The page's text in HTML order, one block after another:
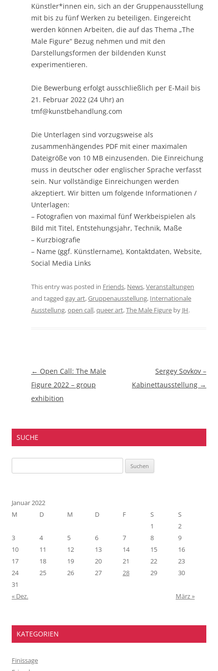
Künstler*innen ein, sich an der Gruppenausstellung
mit bis zu fünf Werken zu beteiligen. Eingereicht
werden können Arbeiten, die auf das Thema „The
Male Figure“ Bezug nehmen und mit den
Darstellungsformen der bildenden Kunst
experimentieren.
Die Bewerbung erfolgt ausschließlich per E-Mail bis
21. Februar 2022 (24 Uhr) an
tmf@kunstbehandlung.com
Die Unterlagen sind vorzugsweise als
zusammenhängendes PDF mit einer maximalen
Dateigröße von 10 MB einzusenden. Die Einreichung
muss in deutscher oder englischer Sprache verfasst
sein. Nur vollständige Einreichungen werden
akzeptiert. Wir bitten um folgende Informationen /
Unterlagen:
– Fotografien von maximal fünf Werkbeispielen als
Bild mit Titel, Entstehungsjahr, Technik, Maße
– Kurzbiografie
– Name (ggf. Künstlername), Kontaktdaten, Website,
Social Media Links
This entry was posted in Friends, News,Veranstaltungen
and tagged gay art,Gruppenausstellung, Internationale
Ausstellung,open call,queer art,The Male Figure by JH.
Beitragsnavigation
← Open Call: The Male
Figure 2022 – group
exhibition
Sergey Sovkov –
Kabinettausstellung →
SUCHE
nach:
Januar 2022
M
D M D F S
S
1
2
3
4 5 6 7 8
9
10
11 12 13 14 15
16
17
18 19 20 21 22
23
24
25 26 27 28 29
30
31
« Dez.
März »
KATEGORIEN
Finissage